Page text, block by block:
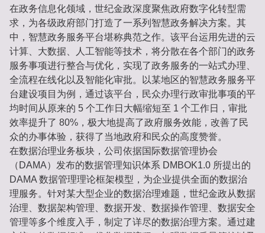
在政务信息化领域，世纪金政深度聚焦政府数字化转型需
求，为各级政府部门打造了一系列智慧政务解决方案。其
中，智慧政务服务平台堪称典范之作。该平台运用先进的云
计算、大数据、人工智能等技术，将分散在各个部门的政务
服务事项进行整合与优化，实现了政务服务的一站式办理、
全流程在线化以及智能化审批。以某地区的智慧政务服务平
台建设项目为例，通过该平台，民众办理行政审批事项的平
均时间从原来的 5 个工作日大幅缩短至 1 个工作日，审批
效率提升了 80%，极大地提高了政府服务效能，改善了民
众的办事体验，获得了当地政府和民众的高度赞誉。
在数据治理业务板块，公司依据国际数据管理协会
（DAMA）发布的数据管理知识体系 DMBOK1.0 所提出的
DAMA 数据管理理论框架模型，为企业提供全面的数据治
理服务。针对某大型企业的数据治理难题，世纪金政从数据
治理、数据架构管理、数据开发、数据操作管理、数据安全
管理等多个维度入手，制定了详尽的数据治理方案。通过建